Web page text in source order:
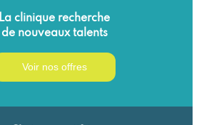
La clinique recherche
de nouveaux talents
Voir nos offres